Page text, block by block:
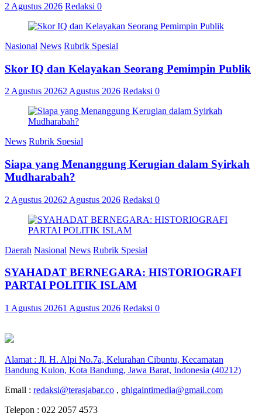
2 Agustus 2026 Redaksi 0
Nasional News Rubrik Spesial
Skor IQ dan Kelayakan Seorang Pemimpin Publik
2 Agustus 20262 Agustus 2026 Redaksi 0
News Rubrik Spesial
Siapa yang Menanggung Kerugian dalam Syirkah
Mudharabah?
2 Agustus 20262 Agustus 2026 Redaksi 0
Daerah Nasional News Rubrik Spesial
SYAHADAT BERNEGARA: HISTORIOGRAFI
PARTAI POLITIK ISLAM
1 Agustus 20261 Agustus 2026 Redaksi 0
Alamat : Jl. H. Alpi No.7a, Kelurahan Cibuntu, Kecamatan
Bandung Kulon, Kota Bandung, Jawa Barat, Indonesia (40212)
Email : redaksi@terasjabar.co , ghigaintimedia@gmail.com
Telepon : 022 2057 4573